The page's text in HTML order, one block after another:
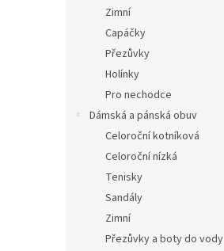
Zimní
Capáčky
Přezůvky
Holínky
Pro nechodce
Dámská a pánská obuv
Celoroční kotníková
Celoroční nízká
Tenisky
Sandály
Zimní
Přezůvky a boty do vody